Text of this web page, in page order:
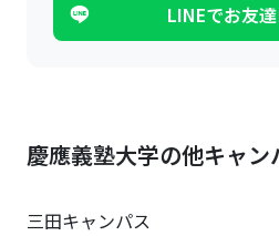
LINEでお友
慶應義塾大学の他キャン
三田キャンパス